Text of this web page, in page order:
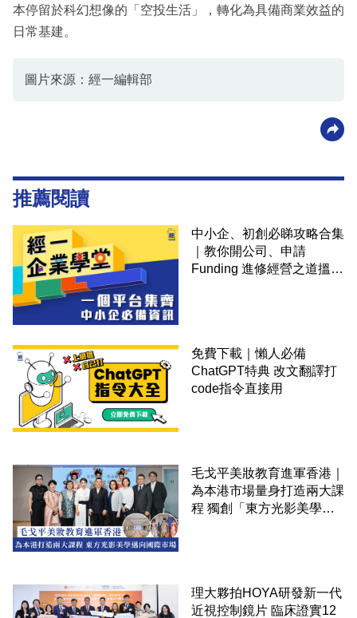
本停留於科幻想像的「空投生活」，轉化為具備商業效益的
日常基建。
圖片來源：經一編輯部
推薦閱讀
中小企、初創必睇攻略合集
｜教你開公司、申請
Funding 進修經營之道搵大
免費下載｜懶人必備
ChatGPT特典 改文翻譯打
code指令直接用
毛戈平美妝教育進軍香港｜
為本港市場量身打造兩大課
程 獨創「東方光影美學」
理大夥拍HOYA研發新一代
近視控制鏡片 臨床證實12